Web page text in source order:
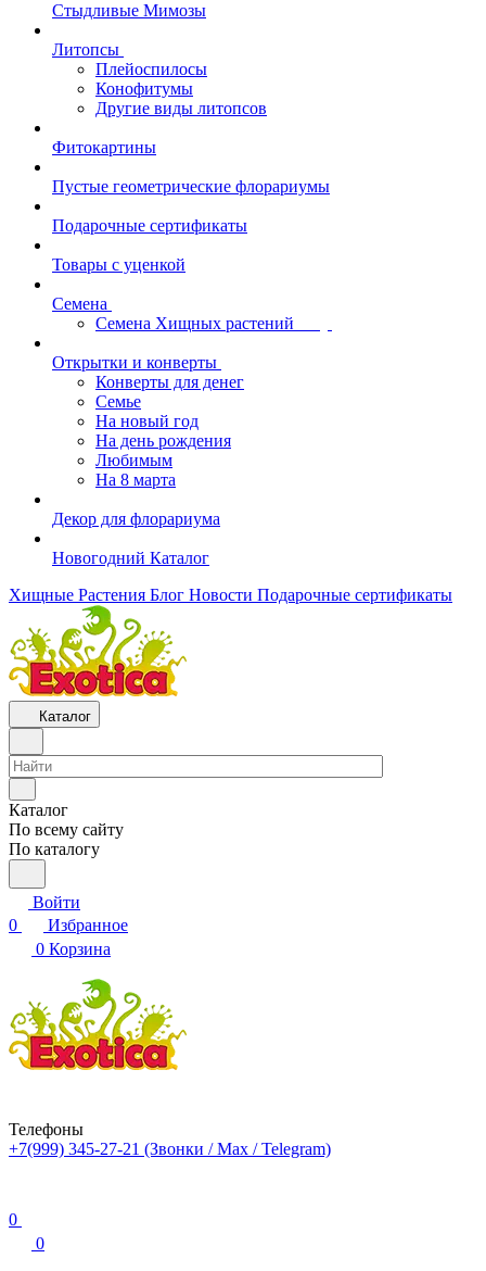
Стыдливые Мимозы
Литопсы
Плейоспилосы
Конофитумы
Другие виды литопсов
Фитокартины
Пустые геометрические флорариумы
Подарочные сертификаты
Товары с уценкой
Семена
Семена Хищных растений
Открытки и конверты
Конверты для денег
Семье
На новый год
На день рождения
Любимым
На 8 марта
Декор для флорариума
Новогодний Каталог
Хищные Растения Блог Новости Подарочные сертификаты
Каталог
Каталог
По всему сайту
По каталогу
Войти
0
Избранное
0 Корзина
Телефоны
+7(999) 345-27-21 (Звонки / Max / Telegram)
0
0